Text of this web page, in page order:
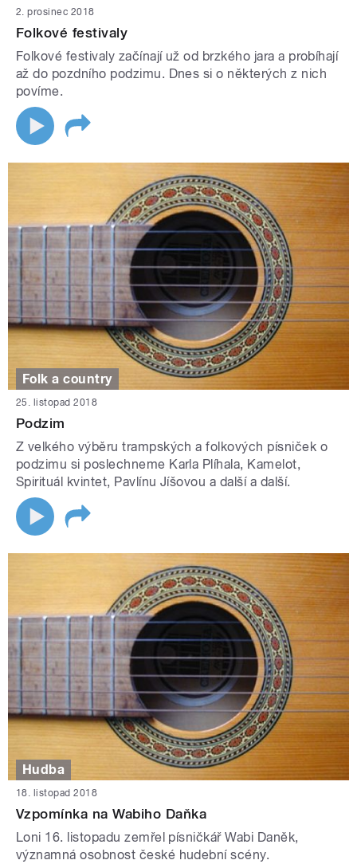
2. prosinec 2018
Folkové festivaly
Folkové festivaly začínají už od brzkého jara a probíhají
až do pozdního podzimu. Dnes si o některých z nich
povíme.
Folk a country
25. listopad 2018
Podzim
Z velkého výběru trampských a folkových písniček o
podzimu si poslechneme Karla Plíhala, Kamelot,
Spirituál kvintet, Pavlínu Jíšovou a další a další.
Hudba
18. listopad 2018
Vzpomínka na Wabiho Daňka
Loni 16. listopadu zemřel písničkář Wabi Daněk,
významná osobnost české hudební scény.